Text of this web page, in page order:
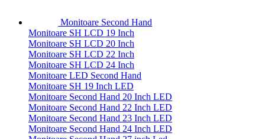
Monitoare Second Hand
Monitoare SH LCD 19 Inch
Monitoare SH LCD 20 Inch
Monitoare SH LCD 22 Inch
Monitoare SH LCD 24 Inch
Monitoare LED Second Hand
Monitoare SH 19 Inch LED
Monitoare Second Hand 20 Inch LED
Monitoare Second Hand 22 Inch LED
Monitoare Second Hand 23 Inch LED
Monitoare Second Hand 24 Inch LED